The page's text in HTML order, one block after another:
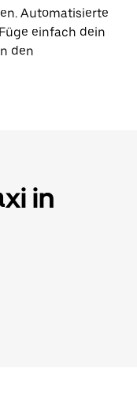
Automatisierte
einfach dein
den
in